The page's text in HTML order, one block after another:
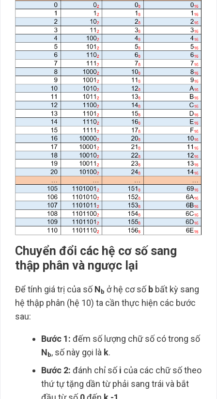
Chuyển đổi các hệ cơ số sang
thập phân và ngược lại
Để tính giá trị của số Nb ở hệ cơ số b bất kỳ sang
hệ thập phân (hệ 10) ta cần thực hiện các bước
sau:
Bước 1: đếm số lượng chữ số có trong số
Nb, số này gọi là k.
Bước 2: đánh chỉ số i của các chữ số theo
thứ tự tặng dần từ phải sang trái và bắt